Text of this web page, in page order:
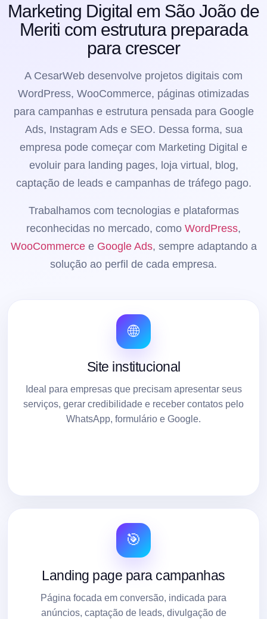
Marketing Digital em São João de
Meriti com estrutura preparada
para crescer
A CesarWeb desenvolve projetos digitais com
WordPress, WooCommerce, páginas otimizadas
para campanhas e estrutura pensada para Google
Ads, Instagram Ads e SEO. Dessa forma, sua
empresa pode começar com Marketing Digital e
evoluir para landing pages, loja virtual, blog,
captação de leads e campanhas de tráfego pago.
Trabalhamos com tecnologias e plataformas
reconhecidas no mercado, como WordPress,
WooCommercee Google Ads, sempre adaptando a
solução ao perfil de cada empresa.
🌐
Site institucional
Ideal para empresas que precisam apresentar seus
serviços, gerar credibilidade e receber contatos pelo
WhatsApp, formulário e Google.
🎯
Landing page para campanhas
Página focada em conversão, indicada para
anúncios, captação de leads, divulgação de